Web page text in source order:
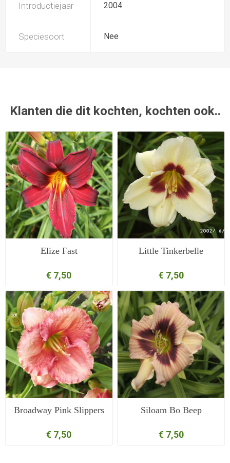
Introductiejaar 2004
Speciesoort Nee
Klanten die dit kochten, kochten ook..
Elize Fast
€ 7,50
Little Tinkerbelle
€ 7,50
Broadway Pink Slippers
€ 7,50
Siloam Bo Beep
€ 7,50